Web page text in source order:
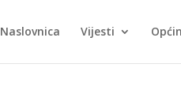
Naslovnica Vijesti